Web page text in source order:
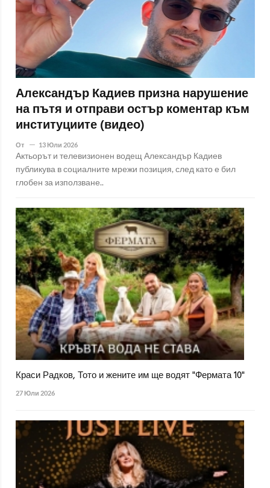
Александър Кадиев призна нарушение
на пътя и отправи остър коментар към
институциите (видео)
От 13 Юли 2026
Актьорът и телевизионен водещ Александър Кадиев
публикува в социалните мрежи позиция, след като е бил
глобен за използване..
Краси Радков, Тото и жените им ще водят "Фермата 10"
27 Юли 2026